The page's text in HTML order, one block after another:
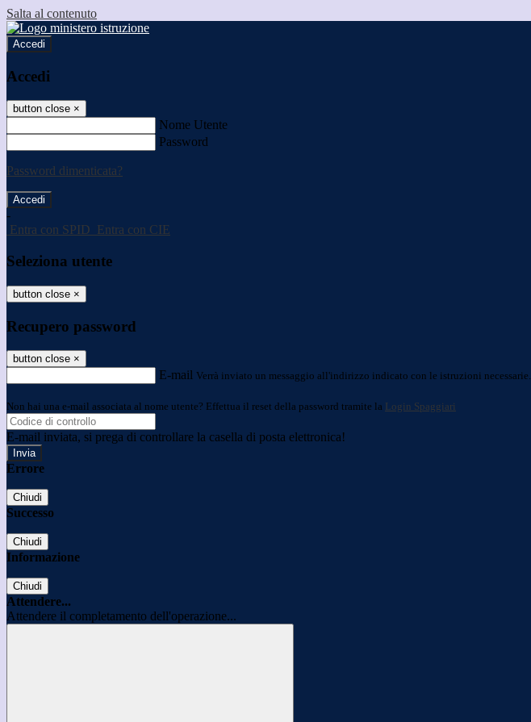
Salta al contenuto
Accedi
Accedi
button close ×
Nome Utente
Password
Password dimenticata?
-
Entra con SPID Entra con CIE
Seleziona utente
button close ×
Recupero password
button close ×
E-mail Verrà inviato un messaggio all'indirizzo indicato con le istruzioni necessarie.
Non hai una e-mail associata al nome utente? Effettua il reset della password tramite la Login Spaggiari
E-mail inviata, si prega di controllare la casella di posta elettronica!
Errore
Chiudi
Successo
Chiudi
Informazione
Chiudi
Attendere...
Attendere il completamento dell'operazione...